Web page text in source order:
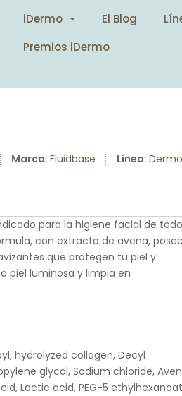
iDermo El Blog
Premios iDermo
Marca: Fluidbase Línea:
para la higiene facial de todo
con extracto de avena, posee
que protegen tu piel y
piel luminosa y limpia en
hydrolyzed collagen, Decyl
glycol, Sodium chloride,
Lactic acid, PEG-5